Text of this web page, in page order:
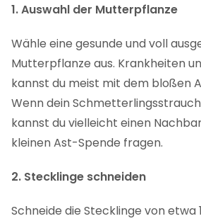
1. Auswahl der Mutterpflanze
Wähle eine gesunde und voll
Mutterpflanze aus. Krankheiten
kannst du meist mit dem bloßen
Wenn dein
kannst du vielleicht einen
kleinen Ast-Spende fragen.
2. Stecklinge schneiden
Schneide die Stecklinge von etwa